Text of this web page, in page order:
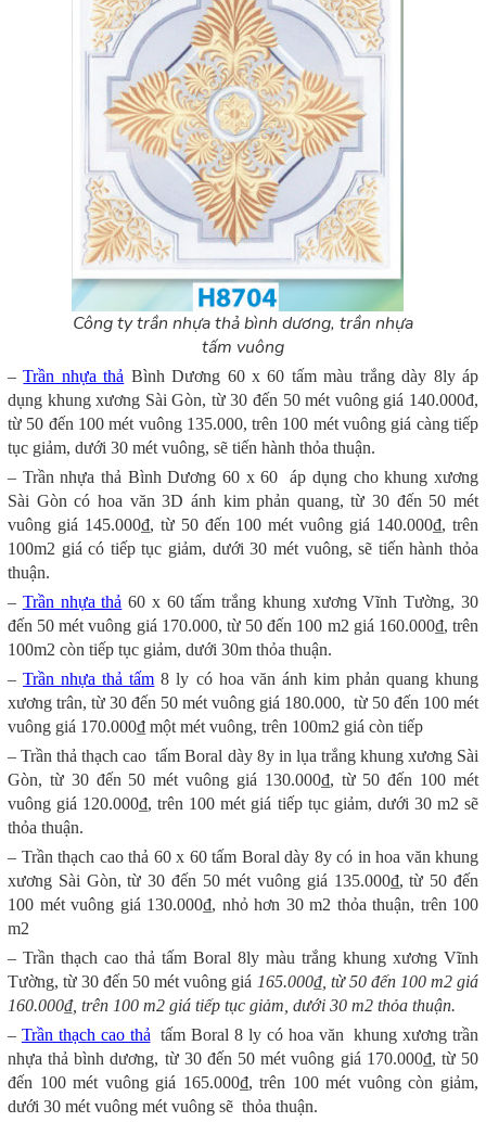
Công ty trần nhựa thả bình dương, trần nhựa
tấm vuông
–Trần nhựa thả Bình Dương 60 x 60 tấm màu trắng dày 8ly áp
dụng khung xương Sài Gòn, từ 30 đến 50 mét vuông giá 140.000đ,
từ 50 đến 100 mét vuông 135.000, trên 100 mét vuông giá càng tiếp
tục giảm, dưới 30 mét vuông, sẽ tiến hành thỏa thuận.
– Trần nhựa thả Bình Dương 60 x 60 áp dụng cho khung xương
Sài Gòn có hoa văn 3D ánh kim phản quang, từ 30 đến 50 mét
vuông giá 145.000₫, từ 50 đến 100 mét vuông giá 140.000₫, trên
100m2 giá có tiếp tục giảm, dưới 30 mét vuông, sẽ tiến hành thỏa
thuận.
– Trần nhựa thả 60 x 60 tấm trắng khung xương Vĩnh Tường, 30
đến 50 mét vuông giá 170.000, từ 50 đến 100 m2 giá 160.000₫, trên
100m2 còn tiếp tục giảm, dưới 30m thỏa thuận.
–Trần nhựa thả tấm 8 ly có hoa văn ánh kim phản quang khung
xương trân, từ 30 đến 50 mét vuông giá 180.000, từ 50 đến 100 mét
vuông giá 170.000₫ một mét vuông, trên 100m2 giá còn tiếp
– Trần thả thạch cao tấm Boral dày 8y in lụa trắng khung xương Sài
Gòn, từ 30 đến 50 mét vuông giá 130.000₫, từ 50 đến 100 mét
vuông giá 120.000₫, trên 100 mét giá tiếp tục giảm, dưới 30 m2 sẽ
thỏa thuận.
– Trần thạch cao thả 60 x 60 tấm Boral dày 8y có in hoa văn khung
xương Sài Gòn, từ 30 đến 50 mét vuông giá 135.000₫, từ 50 đến
100 mét vuông giá 130.000₫, nhỏ hơn 30 m2 thỏa thuận, trên 100
m2
– Trần thạch cao thả tấm Boral 8ly màu trắng khung xương Vĩnh
Tường, từ 30 đến 50 mét vuông giá 165.000₫, từ 50 đến 100 m2 giá
160.000₫, trên 100 m2 giá tiếp tục giảm, dưới 30 m2 thỏa thuận.
– Trần thạch cao thả tấm Boral 8 ly có hoa văn khung xương trần
nhựa thả bình dương, từ 30 đến 50 mét vuông giá 170.000₫, từ 50
đến 100 mét vuông giá 165.000₫, trên 100 mét vuông còn giảm,
dưới 30 mét vuông mét vuông sẽ thỏa thuận.